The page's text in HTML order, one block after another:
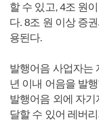
할 수 있고, 4조 원
다. 8조 원 이상 증
용된다.
발행어음 사업자는
년 이내 어음을 발
발행어음 외에 자
달할 수 있어 레버